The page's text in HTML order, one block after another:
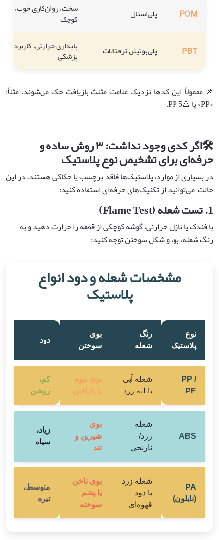
POM پلی‌استال سخت، روان‌کاری خوب،
کوچک
PBT پلی‌بوتیلن ترفتالات پایداری حرارتی، کاربرد
پزشکی
📌 معمولاً این کدها نزدیک علامت مثلث بازیافت حک می‌شوند. مثلاً:
>PP< یا 🔺5 PP.
🛠️اگر کدی وجود نداشت:۳روش ساده و
حرفه‌ای برای تشخیص نوع پلاستیک
در بسیاری از موارد، پلاستیک‌ها فاقد برچسب یا حکاکی هستند. در این
حالت، می‌توانید از تکنیک‌های حرفه‌ای استفاده کنید:
1. تست شعله(Flame Test)
با فندک یا نازل حرارتی، گوشه کوچکی از قطعه را حرارت دهید و به
رنگ شعله، بو، و شکل سوختن توجه کنید:
مشخصات شعله و دود انواع
پلاستیک
نوع
پلاستیک
رنگ
شعله
بوی
سوختن
دود
PP /
PE
شعله آبی
با لبه زرد
بوی موم
یا پارافین
کم،
روشن
ABS
شعله
زرد/
نارنجی
بوی
شیرین و
تند
زیاد،
سیاه
PA
(نایلون)
شعله زرد
با دود
قهوه‌ای
بوی ناخن
یا پشم
سوخته
متوسط،
تیره